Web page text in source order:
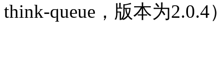
think-queue，版本为2.0.4